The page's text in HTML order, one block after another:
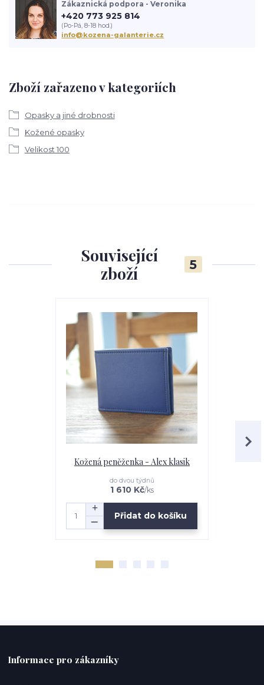
Zboží zařazeno v kategoriích
Opasky a jiné drobnosti
Kožené opasky
Velikost 100
Zákaznická podpora - Veronika
+420 773 925 814
(Po-Pá, 8-18 hod.)
info@kozena-galanterie.cz
Související
zboží
5
Kožená peněženka - Alex klasik
1 610 Kč/ks
do dvou týdnů
Přidat do košíku
Informace pro zákazníky